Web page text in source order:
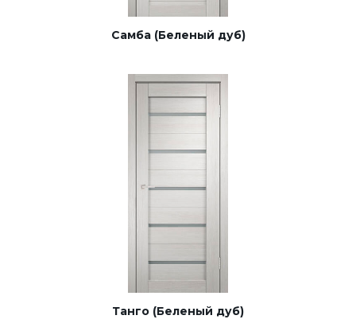
Самба (Беленый дуб)
Танго (Беленый дуб)